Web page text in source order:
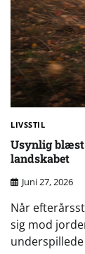
LIVSSTIL
Usynlig blæst
landskabet
Juni 27, 2026
Når
sig mod